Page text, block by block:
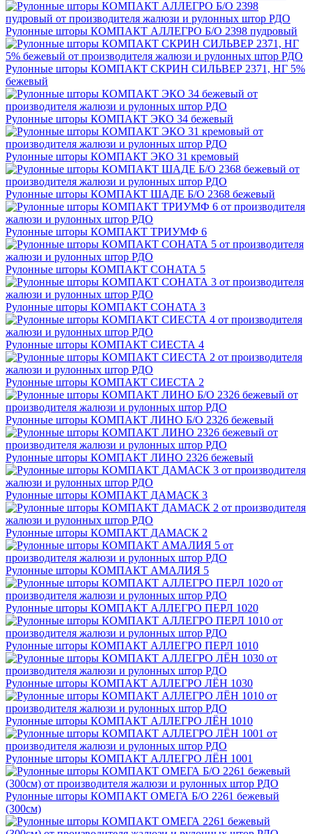
Рулонные шторы КОМПАКТ АЛЛЕГРО Б/О 2398 пудровый
Рулонные шторы КОМПАКТ СКРИН СИЛЬВЕР 2371, НГ 5%
бежевый
Рулонные шторы КОМПАКТ ЭКО 34 бежевый
Рулонные шторы КОМПАКТ ЭКО 31 кремовый
Рулонные шторы КОМПАКТ ШАДЕ Б/О 2368 бежевый
Рулонные шторы КОМПАКТ ТРИУМФ 6
Рулонные шторы КОМПАКТ СОНАТА 5
Рулонные шторы КОМПАКТ СОНАТА 3
Рулонные шторы КОМПАКТ СИЕСТА 4
Рулонные шторы КОМПАКТ СИЕСТА 2
Рулонные шторы КОМПАКТ ЛИНО Б/О 2326 бежевый
Рулонные шторы КОМПАКТ ЛИНО 2326 бежевый
Рулонные шторы КОМПАКТ ДАМАСК 3
Рулонные шторы КОМПАКТ ДАМАСК 2
Рулонные шторы КОМПАКТ АМАЛИЯ 5
Рулонные шторы КОМПАКТ АЛЛЕГРО ПЕРЛ 1020
Рулонные шторы КОМПАКТ АЛЛЕГРО ПЕРЛ 1010
Рулонные шторы КОМПАКТ АЛЛЕГРО ЛЁН 1030
Рулонные шторы КОМПАКТ АЛЛЕГРО ЛЁН 1010
Рулонные шторы КОМПАКТ АЛЛЕГРО ЛЁН 1001
Рулонные шторы КОМПАКТ ОМЕГА Б/О 2261 бежевый
(300см)